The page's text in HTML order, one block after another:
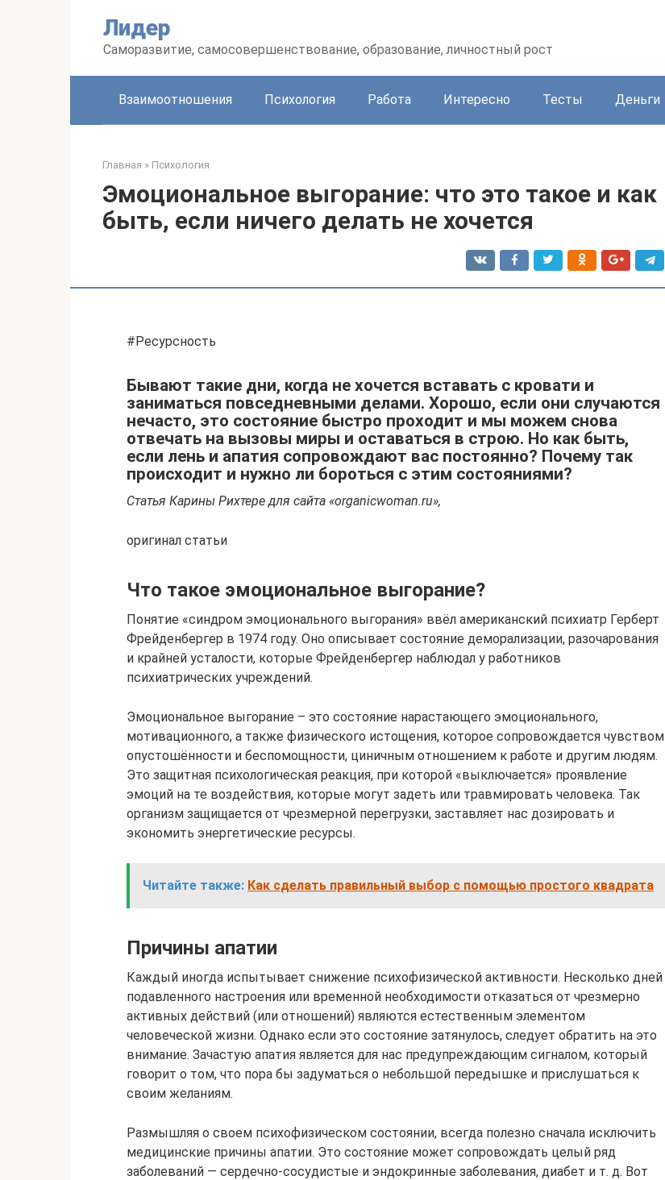
Лидер
Саморазвитие, самосовершенствование, образование, личностный рост
Взаимоотношения Психология Работа Интересно Тесты Деньги
Главная » Психология
Эмоциональное выгорание: что это такое и как
быть, если ничего делать не хочется
#Ресурсность
Бывают такие дни, когда не хочется вставать с кровати и
заниматься повседневными делами. Хорошо, если они случаются
нечасто, это состояние быстро проходит и мы можем снова
отвечать на вызовы миры и оставаться в строю. Но как быть,
если лень и апатия сопровождают вас постоянно? Почему так
происходит и нужно ли бороться с этим состояниями?
Статья Карины Рихтере для сайта «organicwoman.ru»,
оригинал статьи
Что такое эмоциональное выгорание?
Понятие «синдром эмоционального выгорания» ввёл американский психиатр Герберт
Фрейденбергер в 1974 году. Оно описывает состояние деморализации, разочарования
и крайней усталости, которые Фрейденбергер наблюдал у работников
психиатрических учреждений.
Эмоциональное выгорание – это состояние нарастающего эмоционального,
мотивационного, а также физического истощения, которое сопровождается чувством
опустошённости и беспомощности, циничным отношением к работе и другим людям.
Это защитная психологическая реакция, при которой «выключается» проявление
эмоций на те воздействия, которые могут задеть или травмировать человека. Так
организм защищается от чрезмерной перегрузки, заставляет нас дозировать и
экономить энергетические ресурсы.
Читайте также: Как сделать правильный выбор с помощью простого квадрата
Причины апатии
Каждый иногда испытывает снижение психофизической активности. Несколько дней
подавленного настроения или временной необходимости отказаться от чрезмерно
активных действий (или отношений) являются естественным элементом
человеческой жизни. Однако если это состояние затянулось, следует обратить на это
внимание. Зачастую апатия является для нас предупреждающим сигналом, который
говорит о том, что пора бы задуматься о небольшой передышке и прислушаться к
своим желаниям.
Размышляя о своем психофизическом состоянии, всегда полезно сначала исключить
медицинские причины апатии. Это состояние может сопровождать целый ряд
заболеваний — сердечно-сосудистые и эндокринные заболевания, диабет и т. д. Вот